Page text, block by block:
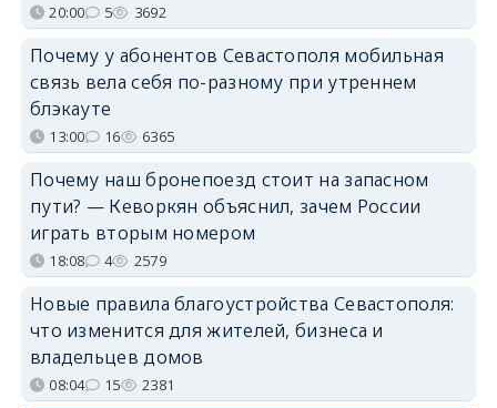
20:00 5 3692
Почему у абонентов Севастополя мобильная
связь вела себя по-разному при утреннем
блэкауте
13:00 16 6365
Почему наш бронепоезд стоит на запасном
пути? — Кеворкян объяснил, зачем России
играть вторым номером
18:08 4 2579
Новые правила благоустройства Севастополя:
что изменится для жителей, бизнеса и
владельцев домов
08:04 15 2381